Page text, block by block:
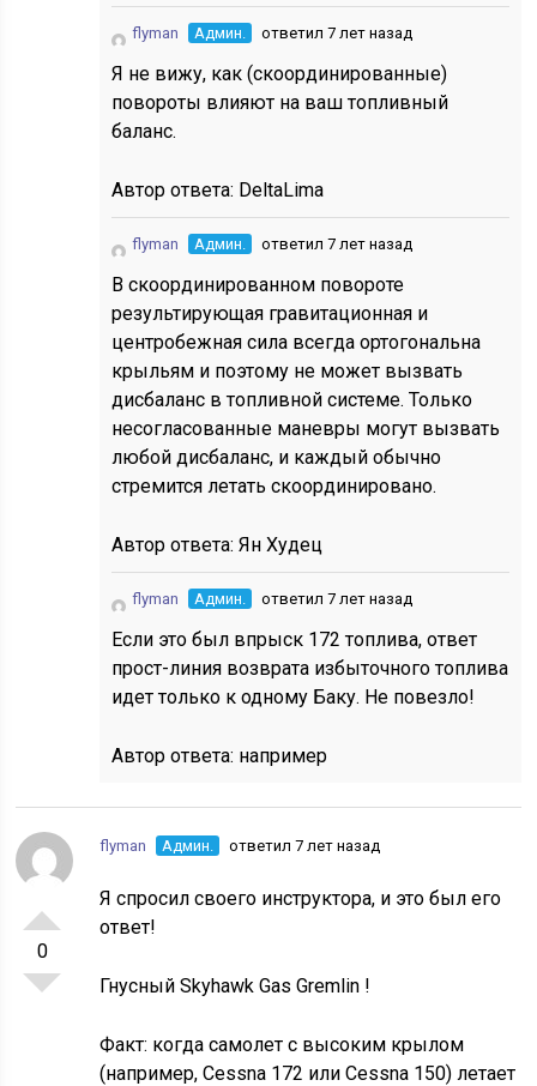
flyman Админ. ответил 7 лет назад
Я не вижу, как (скоординированные)
повороты влияют на ваш топливный
баланс.
Автор ответа: DeltaLima
flyman Админ. ответил 7 лет назад
В скоординированном повороте
результирующая гравитационная и
центробежная сила всегда ортогональна
крыльям и поэтому не может вызвать
дисбаланс в топливной системе. Только
несогласованные маневры могут вызвать
любой дисбаланс, и каждый обычно
стремится летать скоординировано.
Автор ответа:Ян Худец
flyman Админ. ответил 7 лет назад
Если это был впрыск 172 топлива, ответ
прост-линия возврата избыточного топлива
идет только к одному Баку. Не повезло!
Автор ответа: например
0
flyman Админ. ответил 7 лет назад
Я спросил своего инструктора, и это был его
ответ!
Гнусный Skyhawk Gas Gremlin !
Факт: когда самолет с высоким крылом
(например, Cessna 172 или Cessna 150) летает